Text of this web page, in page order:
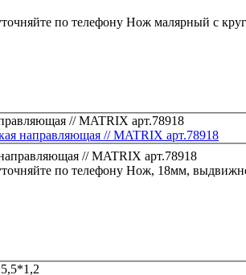
по телефону Нож малярный с
направляющая // MATRIX арт.78918
по телефону Нож, 18мм,